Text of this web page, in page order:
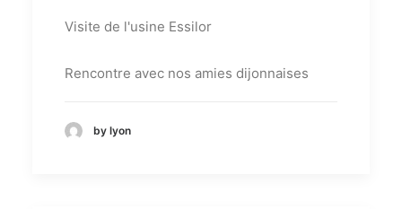
Visite de l'usine Essilor
Rencontre avec nos amies dijonnaises
by lyon